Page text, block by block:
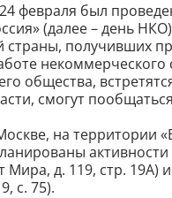
февраля был
(далее – день
страны, получивших
некоммерческого
общества,
смогут
на территории
активности
д. 119, стр. 19А)
с. 75).